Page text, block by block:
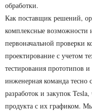
обработки.
Как поставщик решений,
комплексные возможности
первоначальной проверки
проектирование с учетом
тестирования прототипов
инженерная команда тесно
разработок и закупок
продукта с их графиком.